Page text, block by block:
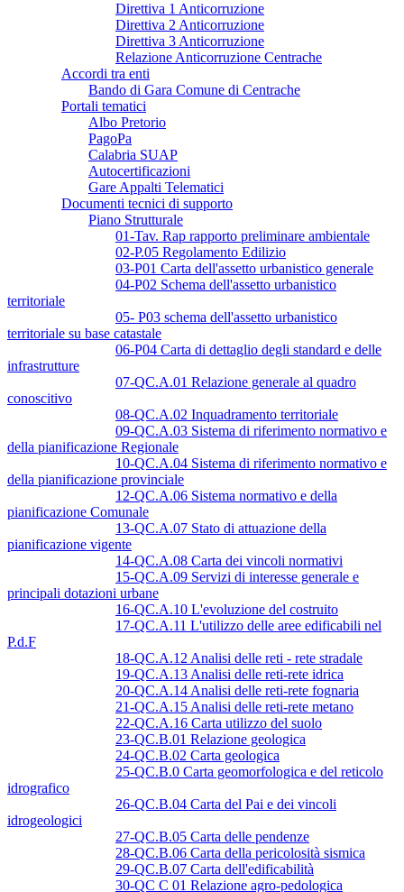
Direttiva 1 Anticorruzione
Direttiva 2 Anticorruzione
Direttiva 3 Anticorruzione
Relazione Anticorruzione Centrache
Accordi tra enti
Bando di Gara Comune di Centrache
Portali tematici
Albo Pretorio
PagoPa
Calabria SUAP
Autocertificazioni
Gare Appalti Telematici
Documenti tecnici di supporto
Piano Strutturale
01-Tav. Rap rapporto preliminare ambientale
02-P.05 Regolamento Edilizio
03-P01 Carta dell'assetto urbanistico generale
04-P02 Schema dell'assetto urbanistico
territoriale
05- P03 schema dell'assetto urbanistico
territoriale su base catastale
06-P04 Carta di dettaglio degli standard e delle
infrastrutture
07-QC.A.01 Relazione generale al quadro
conoscitivo
08-QC.A.02 Inquadramento territoriale
09-QC.A.03 Sistema di riferimento normativo e
della pianificazione Regionale
10-QC.A.04 Sistema di riferimento normativo e
della pianificazione provinciale
12-QC.A.06 Sistema normativo e della
pianificazione Comunale
13-QC.A.07 Stato di attuazione della
pianificazione vigente
14-QC.A.08 Carta dei vincoli normativi
15-QC.A.09 Servizi di interesse generale e
principali dotazioni urbane
16-QC.A.10 L'evoluzione del costruito
17-QC.A.11 L'utilizzo delle aree edificabili nel
P.d.F
18-QC.A.12 Analisi delle reti - rete stradale
19-QC.A.13 Analisi delle reti-rete idrica
20-QC.A.14 Analisi delle reti-rete fognaria
21-QC.A.15 Analisi delle reti-rete metano
22-QC.A.16 Carta utilizzo del suolo
23-QC.B.01 Relazione geologica
24-QC.B.02 Carta geologica
25-QC.B.0 Carta geomorfologica e del reticolo
idrografico
26-QC.B.04 Carta del Pai e dei vincoli
idrogeologici
27-QC.B.05 Carta delle pendenze
28-QC.B.06 Carta della pericolosità sismica
29-QC.B.07 Carta dell'edificabilità
30-QC C 01 Relazione agro-pedologica